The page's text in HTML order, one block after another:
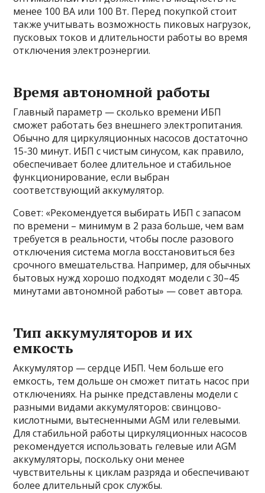
менее 100 ВА или 100 Вт. Перед покупкой стоит
также учитывать возможность пиковых нагрузок,
пусковых токов и длительности работы во время
отключения электроэнергии.
Время автономной работы
Главный параметр — сколько времени ИБП
сможет работать без внешнего электропитания.
Обычно для циркуляционных насосов достаточно
15-30 минут. ИБП с чистым синусом, как правило,
обеспечивает более длительное и стабильное
функционирование, если выбран
соответствующий аккумулятор.
Совет: «Рекомендуется выбирать ИБП с запасом
по времени – минимум в 2 раза больше, чем вам
требуется в реальности, чтобы после разового
отключения система могла восстановиться без
срочного вмешательства. Например, для обычных
бытовых нужд хорошо подходят модели с 30–45
минутами автономной работы» — совет автора.
Тип аккумуляторов и их
емкость
Аккумулятор — сердце ИБП. Чем больше его
емкость, тем дольше он сможет питать насос при
отключениях. На рынке представлены модели с
разными видами аккумуляторов: свинцово-
кислотными, вытесненными AGM или гелевыми.
Для стабильной работы циркуляционных насосов
рекомендуется использовать гелевые или AGM
аккумуляторы, поскольку они менее
чувствительны к циклам разряда и обеспечивают
более длительный срок службы.